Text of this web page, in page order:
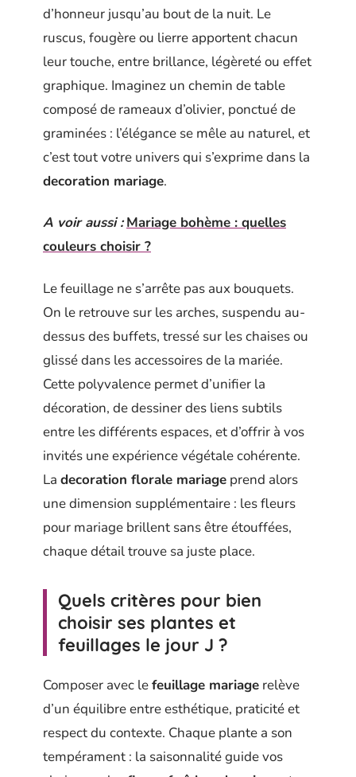
d’honneur jusqu’au bout de la nuit. Le
ruscus, fougère ou lierre apportent chacun
leur touche, entre brillance, légèreté ou effet
graphique. Imaginez un chemin de table
composé de rameaux d’olivier, ponctué de
graminées : l’élégance se mêle au naturel, et
c’est tout votre univers qui s’exprime dans la
decoration mariage.
A voir aussi : Mariage bohème : quelles
couleurs choisir ?
Le feuillage ne s’arrête pas aux bouquets.
On le retrouve sur les arches, suspendu au-
dessus des buffets, tressé sur les chaises ou
glissé dans les accessoires de la mariée.
Cette polyvalence permet d’unifier la
décoration, de dessiner des liens subtils
entre les différents espaces, et d’offrir à vos
invités une expérience végétale cohérente.
La decoration florale mariage prend alors
une dimension supplémentaire : les fleurs
pour mariage brillent sans être étouffées,
chaque détail trouve sa juste place.
Quels critères pour bien
choisir ses plantes et
feuillages le jour J ?
Composer avec lefeuillage mariage relève
d’un équilibre entre esthétique, praticité et
respect du contexte. Chaque plante a son
tempérament : la saisonnalité guide vos